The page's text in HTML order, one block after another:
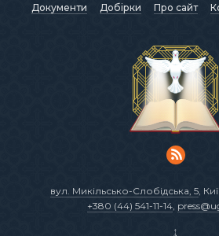
Документи Добірки Про сайт
вул. Микільсько-Слобідська, 5 ,
+380 (44) 541-11-14